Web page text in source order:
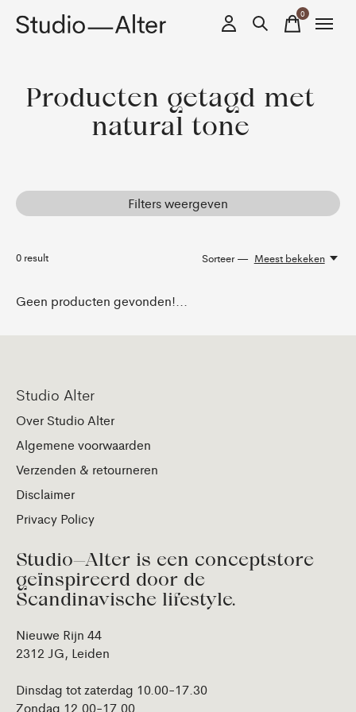
0items
Producten getagd met
natural tone
Filters weergeven
0 result Sorteer — Meest bekeken
Geen producten gevonden!...
Studio Alter
Over Studio Alter
Algemene voorwaarden
Verzenden & retourneren
Disclaimer
Privacy Policy
Studio—Alter is een conceptstore
geïnspireerd door de
Scandinavische lifestyle.
Nieuwe Rijn 44
2312 JG, Leiden
Dinsdag tot zaterdag 10.00-17.30
Zondag 12.00-17.00